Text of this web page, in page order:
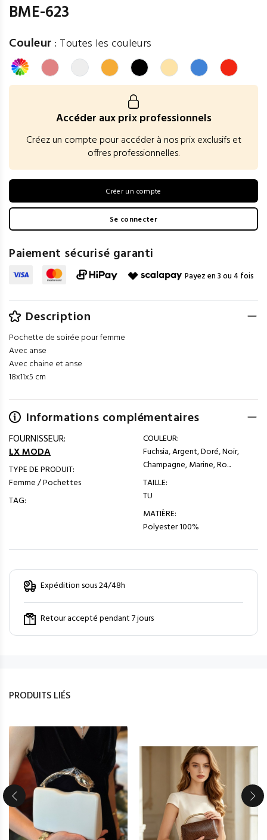
BME-623
Couleur : Toutes les couleurs
Accéder aux prix professionnels
Créez un compte pour accéder à nos prix exclusifs et
offres professionnelles.
Créer un compte
Se connecter
Paiement sécurisé garanti
Payez en 3 ou 4 fois
Description
Pochette de soirée pour femme
Avec anse
Avec chaine et anse
18x11x5 cm
Informations complémentaires
FOURNISSEUR:
LX MODA
TYPE DE PRODUIT:
Femme / Pochettes
TAG:
COULEUR:
Fuchsia, Argent, Doré, Noir,
Champagne, Marine, Ro...
TAILLE:
TU
MATIÈRE:
Polyester 100%
Expédition sous 24/48h
Retour accepté pendant 7 jours
PRODUITS LIÉS